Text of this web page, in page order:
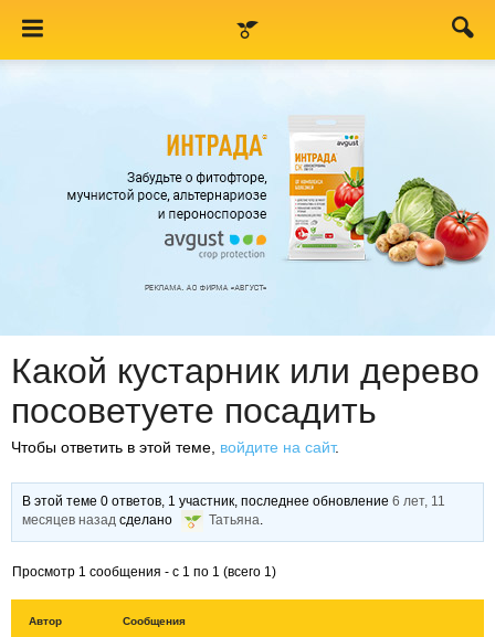
Какой кустарник или дерево
посоветуете посадить
Чтобы ответить в этой теме, войдите на сайт.
В этой теме 0 ответов, 1 участник, последнее обновление6 лет, 11
месяцев назад сделано Татьяна.
Просмотр 1 сообщения - с 1 по 1 (всего 1)
Автор Сообщения